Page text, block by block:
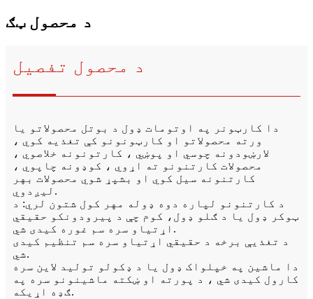
د محصول ټګ
د محصول تفصیل
دا کارټونر په اوتومات ډول د بوتل محصولاتو یا
ورته محصولاتو او کارټونونو کې تغذیه کوي ،
لارښودونه چوسي او پوښي ، کارتونونه خلاصوي ،
محصولات کارتنونو ته اړوي ، کوډونه چاپوي ،
کارتنونه سیل کوي او بشپړ شوي محصولات بهر
لیږدوي.
د کارتنونو لپاره دوه ډوله مهر کول شتون لري: د
ټوکر ډول یا د ګلو ډول، کوم چې د پیرودونکو حقیقي
اړتیاو سره سم غوره کیدی شي.
د تغذیې برخه د حقیقي اړتیاو سره سم تنظیم کیدی
شي.
دا ماشین په خپلواک ډول یا د ډکولو تولید لاین سره
کارول کیدی شي ، د پورته او ښکته ماشینونو سره په
ګډه اړیکه.